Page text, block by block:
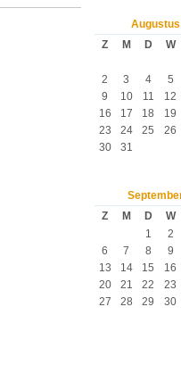
Augustus
Z
M D W
2
3 4 5
9
10 11 12
16
17 18 19
23
24 25 26
30
31
Z
M D W
1
2
6
7 8 9
13
14 15 16
20
21 22 23
27
28 29 30